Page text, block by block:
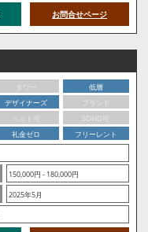
お問合せページ
タワー
低層
デザイナーズ
ブランド
ペット可
SOHO可
礼金ゼロ
フリーレント
150,000円 - 180,000円
2025年5月